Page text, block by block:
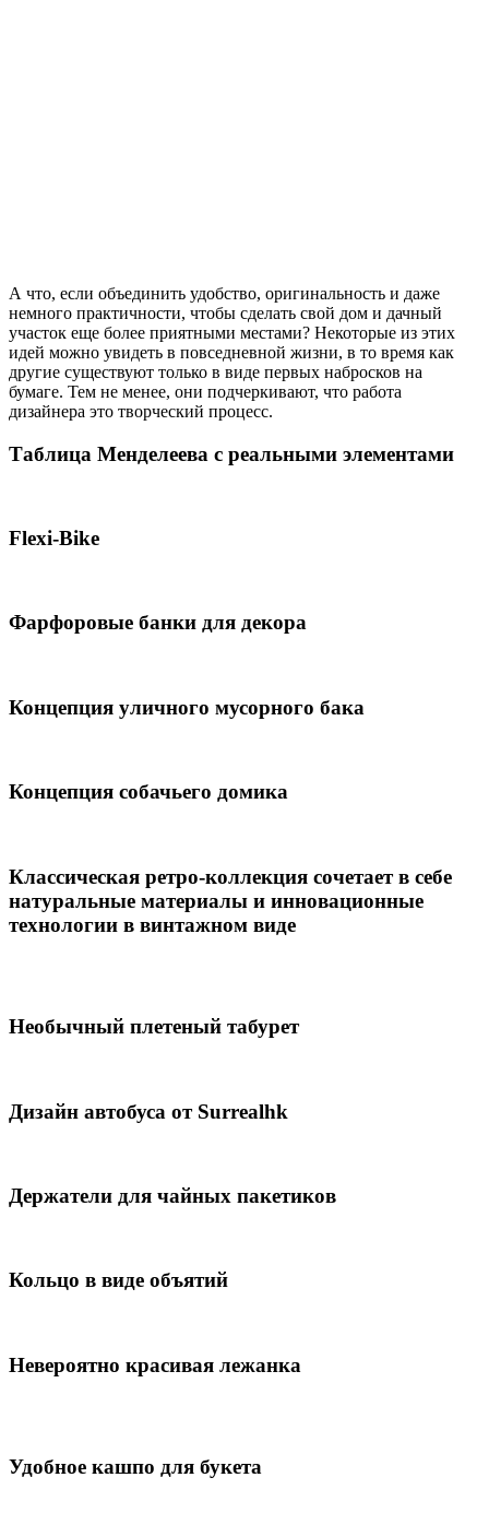
А что, если объединить удобство, оригинальность и даже
немного практичности, чтобы сделать свой дом и дачный
участок еще более приятными местами? Некоторые из этих
идей можно увидеть в повседневной жизни, в то время как
другие существуют только в виде первых набросков на
бумаге. Тем не менее, они подчеркивают, что работа
дизайнера это творческий процесс.
Таблица Менделеева с реальными элементами
Flexi-Bike
Фарфоровые банки для декора
Концепция уличного мусорного бака
Концепция собачьего домика
Классическая ретро-коллекция сочетает в себе
натуральные материалы и инновационные
технологии в винтажном виде
Необычный плетеный табурет
Дизайн автобуса от Surrealhk
Держатели для чайных пакетиков
Кольцо в виде объятий
Невероятно красивая лежанка
Удобное кашпо для букета